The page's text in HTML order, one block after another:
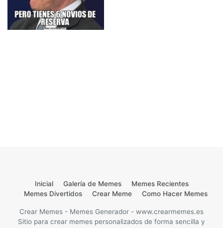
Inicial Galería de Memes
Memes Recientes
Memes Divertidos
Crear Meme Como Hacer Memes
Crear Memes - Memes Generador - www.crearmemes.es
Sitio para crear memes personalizados de forma sencilla y